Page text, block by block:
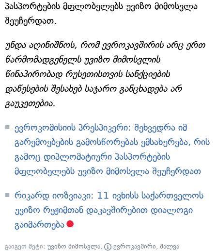
პასპორტების მფლობელებს უვიზო მიმოსვლა
შეუჩერდათ.
უნდა აღინიშნოს, რომ ევროკავშირის არც ერთ
წარმომადგენელს უვიზო მიმოსვლის
წინაპირობად რუსეთისთვის სანქციების
დაწესების შესახებ საჯარო განცხადება არ
გაუკეთებია.
ევროკომისიის პრესპიკერი: შეხვედრა იმ
გარემოებების გამოსწორებას ემსახურება, რის
გამოც დიპლომატიური პასპორტების
მფლობელებს უვიზო მიმოსვლა შეუჩერდათ
რიკარდ იოზვიაკი: 11 ივნისს საქართველოს
უვიზო რეჟიმთან დაკავშირებით დიალოგი
გაიმართება
გაიგეთ მეტი: უვიზო მიმოსვლა, ევროკავშირი, შალვა